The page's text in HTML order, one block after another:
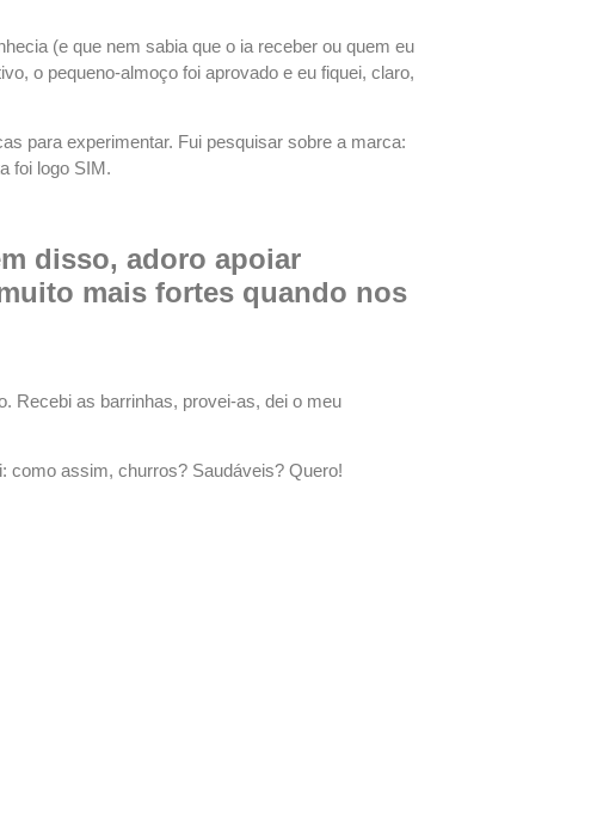
(e que nem sabia que o ia receber ou quem eu
o pequeno-almoço foi aprovado e eu fiquei, claro,
para experimentar. Fui pesquisar sobre a marca:
foi logo SIM.
disso, adoro apoiar
mais fortes quando nos
Recebi as barrinhas, provei-as, dei o meu
como assim, churros? Saudáveis? Quero!